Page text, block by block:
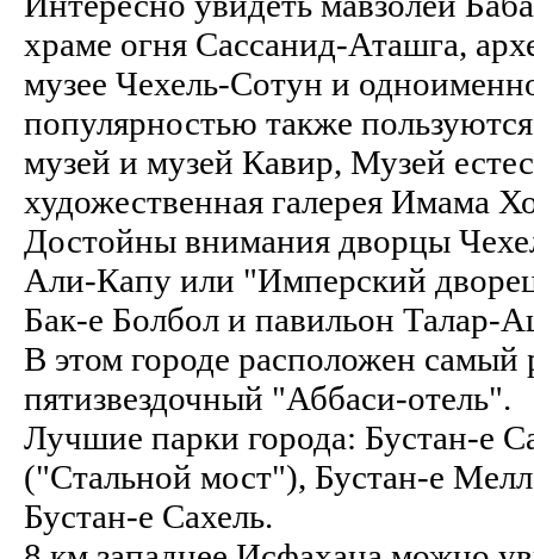
храме огня Сассанид-Аташга,
музее Чехель-Сотун и
популярностью также
музей и музей Кавир, Музей
художественная галерея Имама
Достойны внимания дворцы
Али-Капу или "Имперский
Бак-е Болбол и павильон Талар-
В этом городе расположен
пятизвездочный "Аббаси-отель".
Лучшие парки города: Бустан-е
("Стальной мост"), Бустан-е
Бустан-е Сахель.